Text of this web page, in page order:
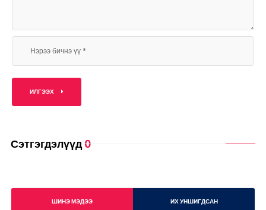
ИЛГЭЭХ
Сэтгэгдэлүүд0
ШИНЭ МЭДЭЭ ИХ УНШИГДСАН